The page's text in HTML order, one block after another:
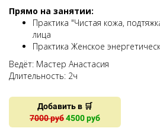
Прямо на занятии:
Практика "Чистая кожа,
лица
Практика Женское
Ведёт: Мастер Анастасия
Длительность: 2ч
Добавить в 🛒
7000 руб4500 руб